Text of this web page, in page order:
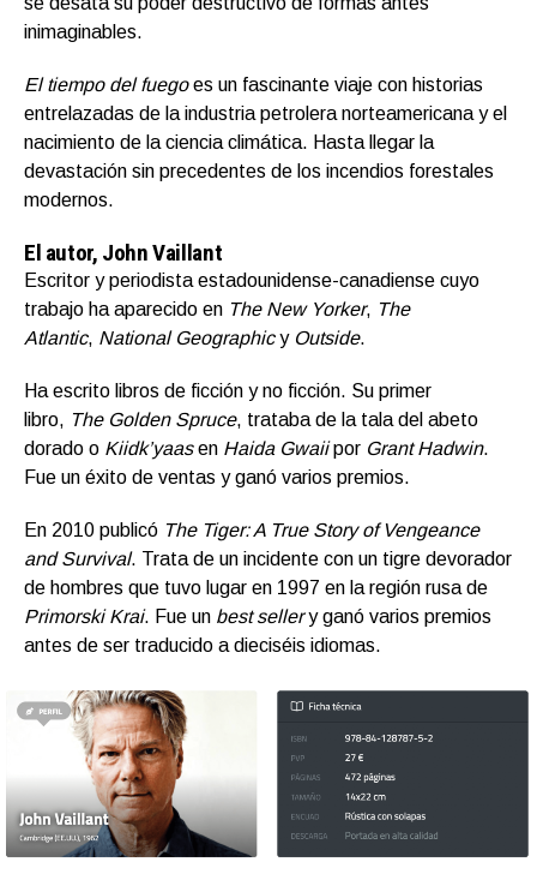
inimaginables.
El tiempo del fuegoes un fascinante viaje con historias
entrelazadas de la industria petrolera norteamericana y el
nacimiento de la ciencia climática. Hasta llegar la
devastación sin precedentes de los incendios forestales
modernos.
El autor, John Vaillant
Escritor y periodista estadounidense-canadiense cuyo
trabajo ha aparecido en The New Yorker, The
Atlantic, National Geographicy Outside.
Ha escrito libros de ficción y no ficción. Su primer
libro, The Golden Spruce, trataba de la tala del abeto
dorado o Kiidk’yaasen Haida Gwaiipor Grant Hadwin.
Fue un éxito de ventas y ganó varios premios.
En 2010 publicó The Tiger: A True Story of Vengeance
and Survival. Trata de un incidente con un tigre devorador
de hombres que tuvo lugar en 1997 en la región rusa de
Primorski Krai. Fue un best sellery ganó varios premios
antes de ser traducido a dieciséis idiomas.